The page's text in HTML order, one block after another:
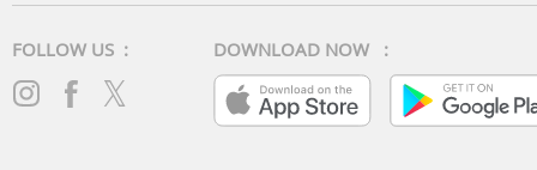
FOLLOW US : DOWNLOAD NOW :